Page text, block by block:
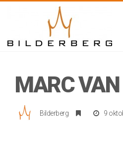
MARC
Bilderberg 9